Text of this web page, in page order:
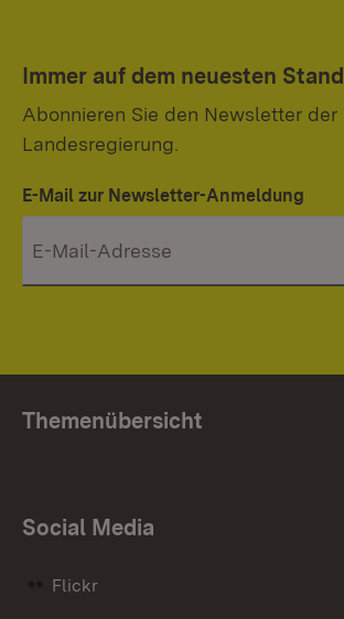
Immer auf dem neuesten Stand
Abonnieren Sie den Newsletter der
Landesregierung.
E-Mail zur Newsletter-Anmeldung
Themenübersicht
Social Media
Flickr